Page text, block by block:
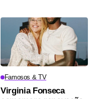
Famosos & TV
Virginia Fonseca